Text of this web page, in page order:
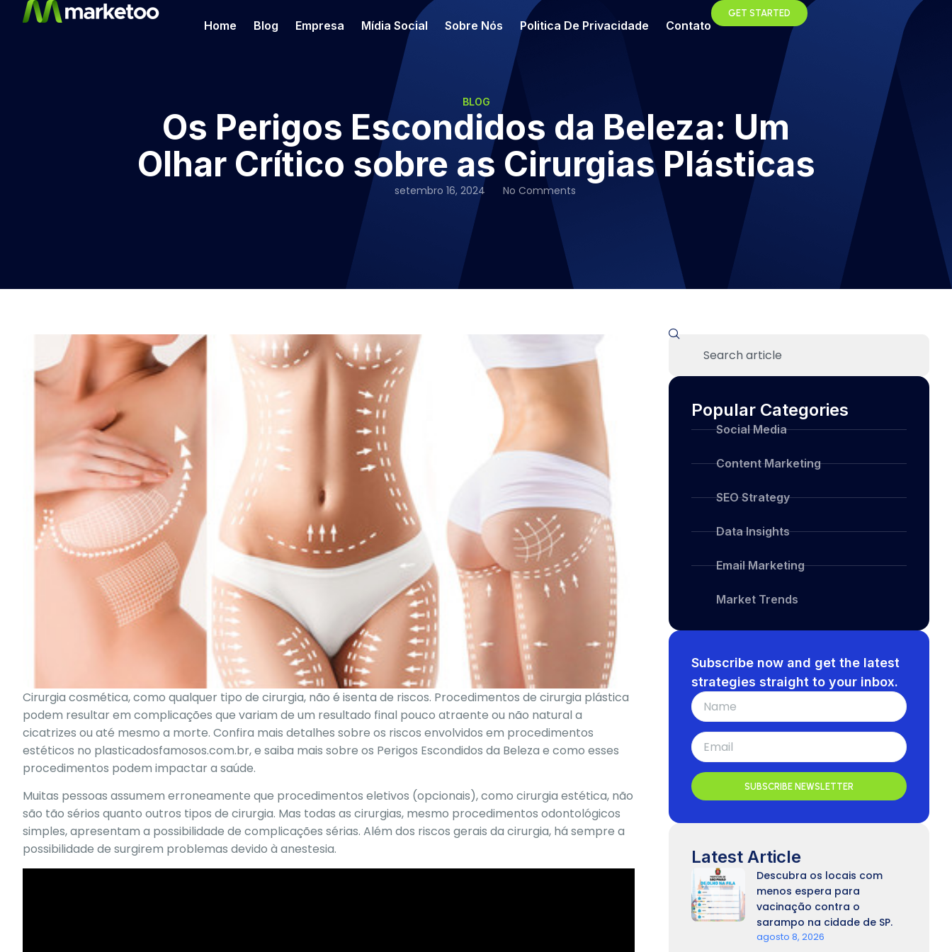
Home Blog Empresa Mídia Social Sobre Nós Politica De Privacidade Contato
GET STARTED
BLOG
Os Perigos Escondidos da Beleza: Um
Olhar Crítico sobre as Cirurgias Plásticas
setembro 16, 2024 No Comments
Cirurgia cosmética, como qualquer tipo de cirurgia, não é isenta de riscos. Procedimentos de cirurgia plástica
podem resultar em complicações que variam de um resultado final pouco atraente ou não natural a
cicatrizes ou até mesmo a morte. Confira mais detalhes sobre os riscos envolvidos em procedimentos
estéticos no plasticadosfamosos.com.br,e saiba mais sobre os Perigos Escondidos da Beleza e como esses
procedimentos podem impactar a saúde.
Muitas pessoas assumem erroneamente que procedimentos eletivos (opcionais), como cirurgia estética, não
são tão sérios quanto outros tipos de cirurgia. Mas todas as cirurgias, mesmo procedimentos odontológicos
simples, apresentam a possibilidade de complicações sérias. Além dos riscos gerais da cirurgia, há sempre a
possibilidade de surgirem problemas devido à anestesia.
Popular Categories
Social Media
Content Marketing
SEO Strategy
Data Insights
Email Marketing
Market Trends
Subscribe now and get the latest
strategies straight to your inbox.
SUBSCRIBE NEWSLETTER
Latest Article
Descubra os locais com
menos espera para
vacinação contra o
sarampo na cidade de SP.
agosto 8, 2026